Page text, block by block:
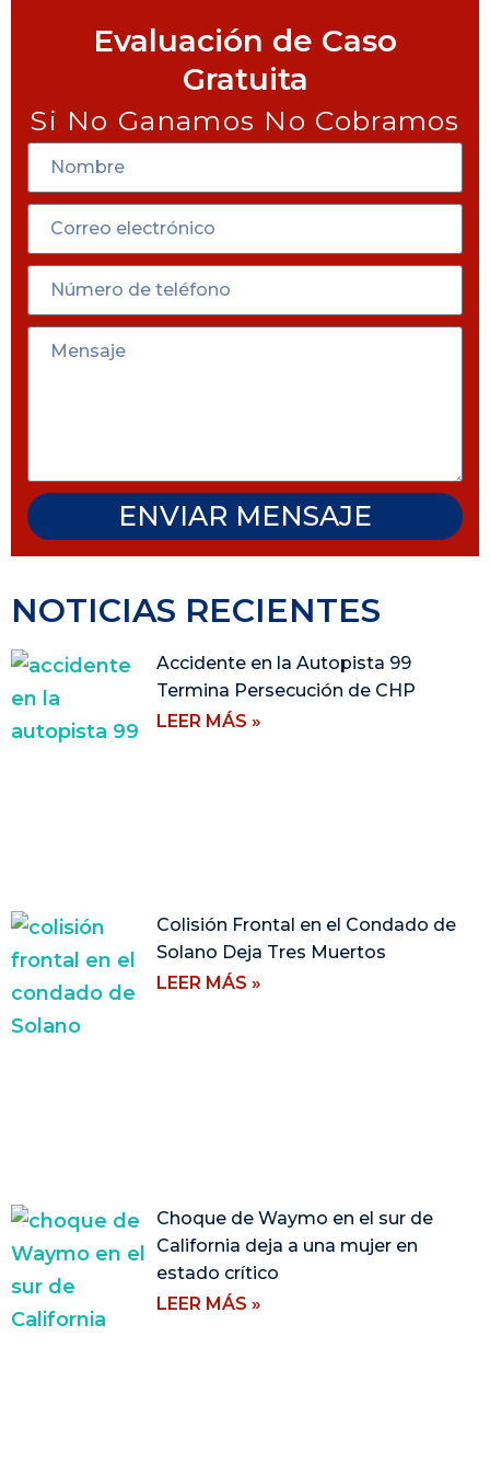
Evaluación de Caso
Gratuita
Si No Ganamos No Cobramos
ENVIAR MENSAJE
NOTICIAS RECIENTES
Accidente en la Autopista 99
Termina Persecución de CHP
LEER MÁS »
Colisión Frontal en el Condado de
Solano Deja Tres Muertos
LEER MÁS »
Choque de Waymo en el sur de
California deja a una mujer en
estado crítico
LEER MÁS »